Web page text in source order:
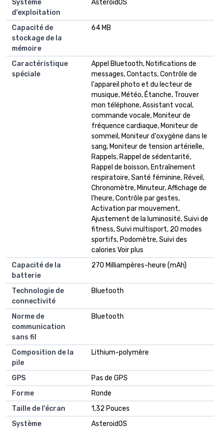
Système
d'exploitation
AsteroidOS
Capacité de
stockage de la
mémoire
64 MB
Caractéristique
spéciale
Appel Bluetooth, Notifications de
messages, Contacts, Contrôle de
l'appareil photo et du lecteur de
musique, Météo, Étanche, Trouver
mon téléphone, Assistant vocal,
commande vocale, Moniteur de
fréquence cardiaque, Moniteur de
sommeil, Moniteur d'oxygène dans le
sang, Moniteur de tension artérielle,
Rappels, Rappel de sédentarité,
Rappel de boisson, Entraînement
respiratoire, Santé féminine, Réveil,
Chronomètre, Minuteur, Affichage de
l'heure, Contrôle par gestes,
Activation par mouvement,
Ajustement de la luminosité, Suivi de
fitness, Suivi multisport, 20 modes
sportifs, Podomètre, Suivi des
calories Voir plus
Capacité de la
batterie
270 Milliampères-heure (mAh)
Technologie de
connectivité
Bluetooth
Norme de
communication
sans fil
Bluetooth
Composition de la
pile
Lithium-polymère
GPS
Pas de GPS
Forme
Ronde
Taille de l'écran
1,32 Pouces
Système
AsteroidOS